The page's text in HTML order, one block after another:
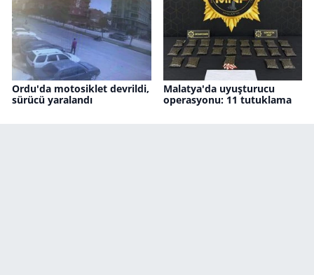
Ordu'da motosiklet devrildi,
sürücü yaralandı
Malatya'da uyuşturucu
operasyonu: 11 tutuklama